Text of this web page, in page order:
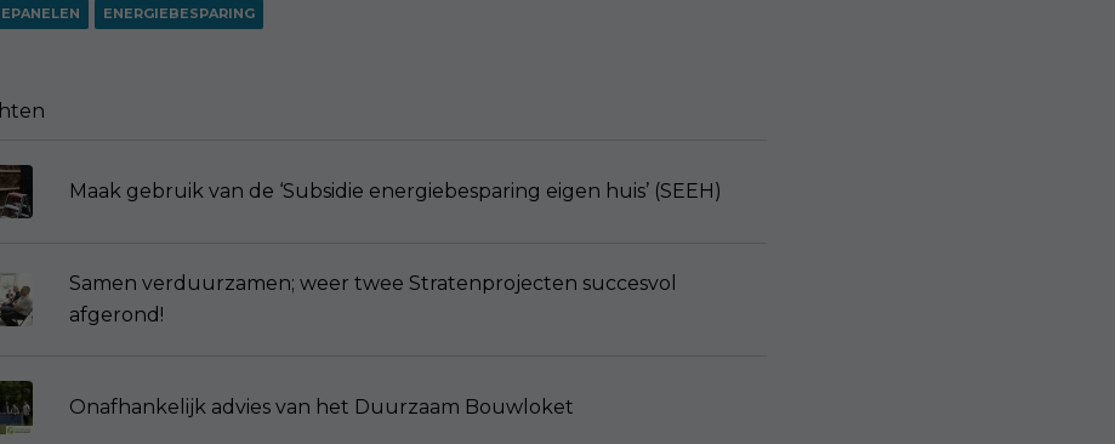
ENERGIEBESPARING
Maak gebruik van de ‘Subsidie energiebesparing eigen huis’ (SEEH)
Samen verduurzamen; weer twee Stratenprojecten succesvol
afgerond!
Onafhankelijk advies van het Duurzaam Bouwloket